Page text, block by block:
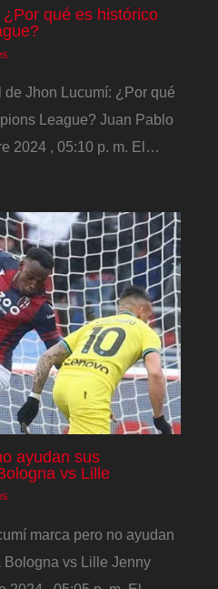
qué es histórico
Jhon Lucumí: ¿Por qué
League? Juan Pablo
2024 , 05:10 p. m. El…
ayudan sus
vs Lille
marca pero no ayudan
Bologna vs Lille Jenny